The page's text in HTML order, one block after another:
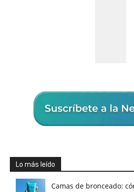
Lo más leído
Camas de bronceado: